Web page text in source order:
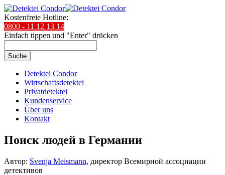
Kostenfreie Hotline:
0800 - 11 12 13 14
Einfach tippen und "Enter" drücken
Suche
Detektei Condor
Wirtschaftsdetektei
Privatdetektei
Kundenservice
Über uns
Kontakt
Поиск людей в Германии
Автор: Svenja Meismann, директор Всемирной ассоциации
детективов